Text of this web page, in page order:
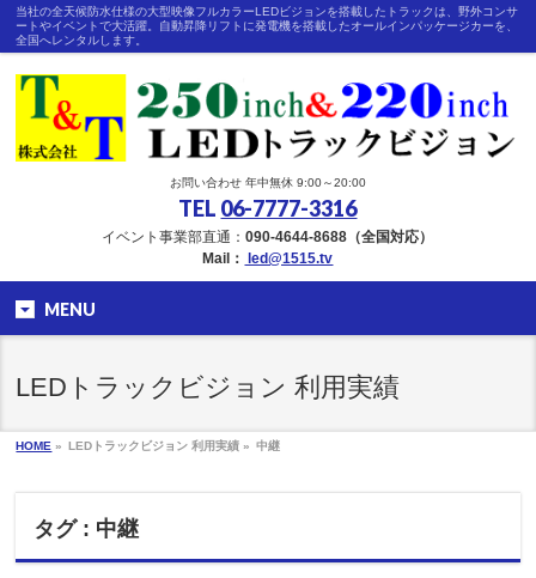
当社の全天候防水仕様の大型映像フルカラーLEDビジョンを搭載したトラックは、野外コンサ
ートやイベントで大活躍。自動昇降リフトに発電機を搭載したオールインパッケージカーを、
全国へレンタルします。
お問い合わせ 年中無休 9:00～20:00
TEL 06-7777-3316
イベント事業部直通：090-4644-8688（全国対応）
Mail：
led@1515.tv
MENU
LEDトラックビジョン 利用実績
HOME » LEDトラックビジョン 利用実績 » 中継
タグ : 中継